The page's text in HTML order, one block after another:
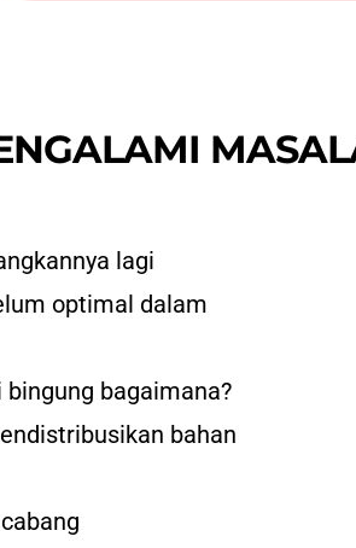
lagi
optimal dalam
bagaimana?
bahan